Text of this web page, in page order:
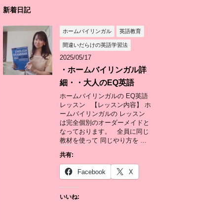
新着日記
ホームバイリンガル 英語教育
間違いだらけの英語学習法
2025/05/17
・ホームバイリンガル詳
細・・大人のEQ英語
ホームバイリンガルの EQ英語
レッスン 【レッスン内容】 ホ
ームバイリンガルの レッスン
は完全個別のオーダーメイドと
なっております。 全員に同じ
教材を使って 同じやり方を ...
共有:
Facebook X
いいね: